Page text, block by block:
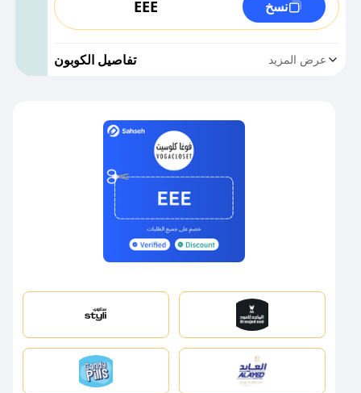
EEE نسخ
تفاصيل الكوبون عرض المزيد